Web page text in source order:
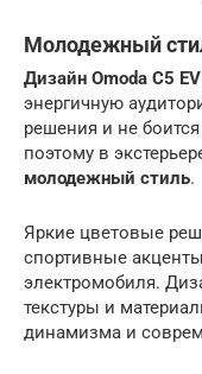
Молодежный
Дизайн Omoda C5 EV
энергичную
решения и не
поэтому в
молодежный стиль.
Яркие цветовые
спортивные
электромобиля.
текстуры и
динамизма и